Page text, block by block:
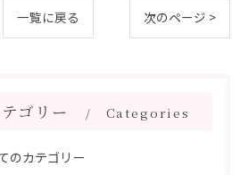
一覧に戻る 次のページ >
ゴリー Categories
のカテゴリー